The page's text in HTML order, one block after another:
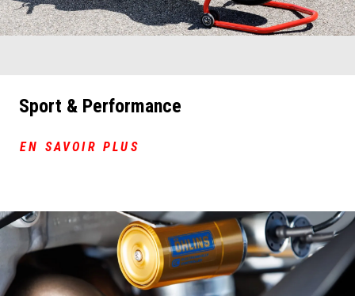
Sport & Performance
EN SAVOIR PLUS